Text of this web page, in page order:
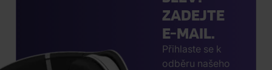
ZADEJTE
E-MAIL.
Přihlaste se k
odběru našeho